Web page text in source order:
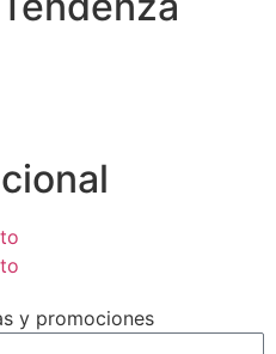
y promociones